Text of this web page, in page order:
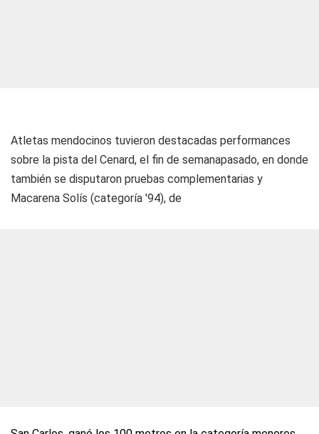
Atletas mendocinos tuvieron destacadas performances
sobre la pista del Cenard, el fin de semanapasado, en donde
también se disputaron pruebas complementarias y
Macarena Solís (categoría '94), de